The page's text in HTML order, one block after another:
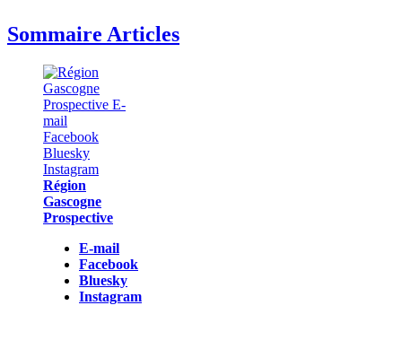
Sommaire Articles
Région
Gascogne
Prospective
E-mail
Facebook
Bluesky
Instagram